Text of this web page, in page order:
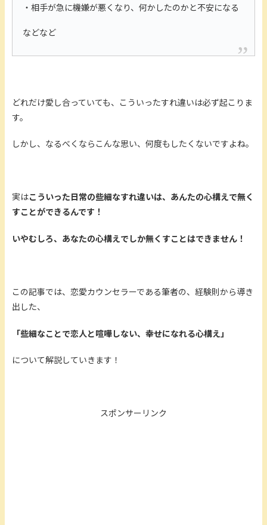
・相手が急に機嫌が悪くなり、何かしたのかと不安になる
などなど
どれだけ愛し合っていても、こういったすれ違いは必ず起こりま
す。
しかし、なるべくならこんな思い、何度もしたくないですよね。
実はこういった日常の些細なすれ違いは、あんたの心構えで無く
すことができるんです！
いやむしろ、あなたの心構えでしか無くすことはできません！
この記事では、恋愛カウンセラーである筆者の、経験則から導き
出した、
「些細なことで恋人と喧嘩しない、幸せになれる心構え」
について解説していきます！
スポンサーリンク